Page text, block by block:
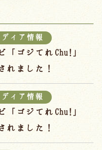
ディア情報
「ゴジてれChu!」
れました！
ディア情報
「ゴジてれChu!」
れました！
選ぶ
で過ごす特別な日
るご質問
ル